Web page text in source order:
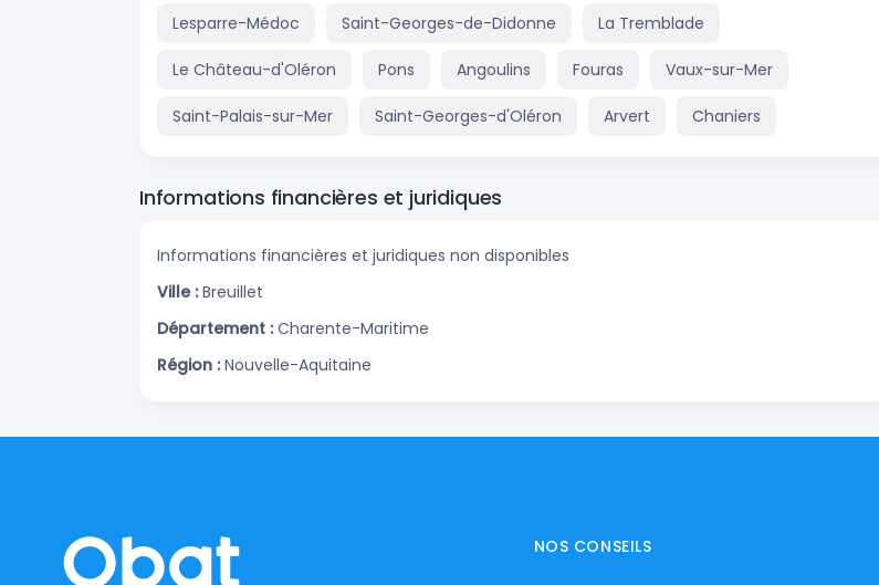
Lesparre-Médoc Saint-Georges-de-Didonne La Tremblade
Le Château-d'Oléron Pons Angoulins Fouras Vaux-sur-Mer
Saint-Palais-sur-Mer Saint-Georges-d'Oléron Arvert Chaniers
Informations financières et juridiques
Informations financières et juridiques non disponibles
Ville : Breuillet
Département : Charente-Maritime
Région : Nouvelle-Aquitaine
NOS CONSEILS